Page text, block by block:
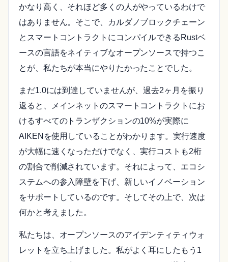
かなり高く、それほど多くの人がやっているわけで
はありません。そこで、カルダノブロックチェーン
とスマートコントラクトにコンパイルできるRustベ
ースの言語をネイティブなオープンソースで持つこ
とが、私たちが本当にやりたかったことでした。
まだ1.0には到達していませんが、過去2ヶ月を振り
返ると、メインネットのスマートコントラクトにお
けるすべてのトランザクションの10%が実際に
AIKENを使用していることがわかります。実行速度
が大幅に速くなっただけでなく、実行コストも2桁
の割合で削減されています。それによって、エコシ
ステムへの参入障壁を下げ、新しいイノベーション
をサポートしているのです。そしてその上で、次は
何かと考えました。
私たちは、オープンソースのアイデンティティウォ
レットを立ち上げました。私がよく耳にしたもう1